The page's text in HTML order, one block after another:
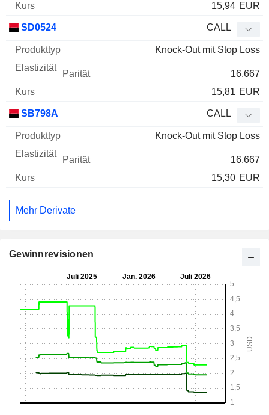
15,94 EUR
SD0524 CALL
Knock-Out mit Stop Loss
16.667
15,81 EUR
SB798A CALL
Knock-Out mit Stop Loss
16.667
15,30 EUR
Mehr Derivate
Gewinnrevisionen